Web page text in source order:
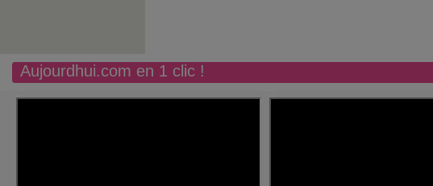
Aujourdhui.com en 1 clic !